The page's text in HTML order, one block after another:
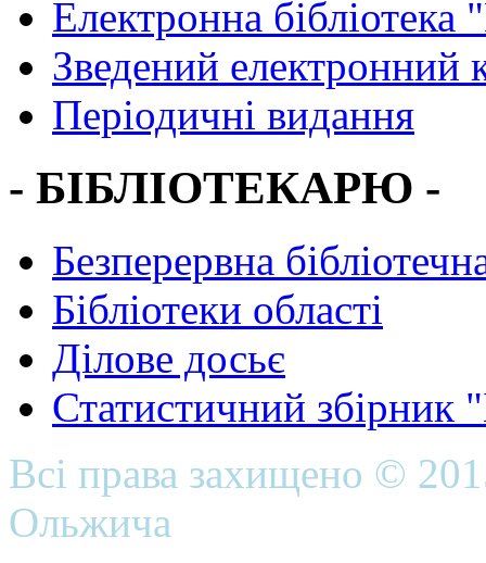
Електронна
Зведений електронний
Періодичні видання
- БІБЛІОТЕКАРЮ -
Безперервна
Бібліотеки області
Ділове досьє
Статистичний
Всі права захищено ©
Ольжича